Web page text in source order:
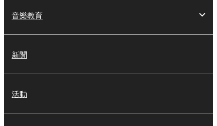
音樂教育
新聞
活動